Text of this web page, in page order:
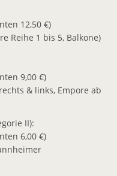
12,50 €)
Reihe 1 bis 5, Balkone)
9,00 €)
& links, Empore ab
II):
6,00 €)